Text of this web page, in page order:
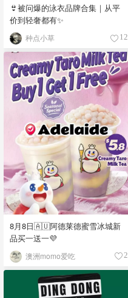
👙被问爆的泳衣品牌合集｜从平
价到轻奢都有✨
种点小草 12
8月8日🇦🇺阿德莱德蜜雪冰城新
品买一送一💜
澳洲momo爱吃 2